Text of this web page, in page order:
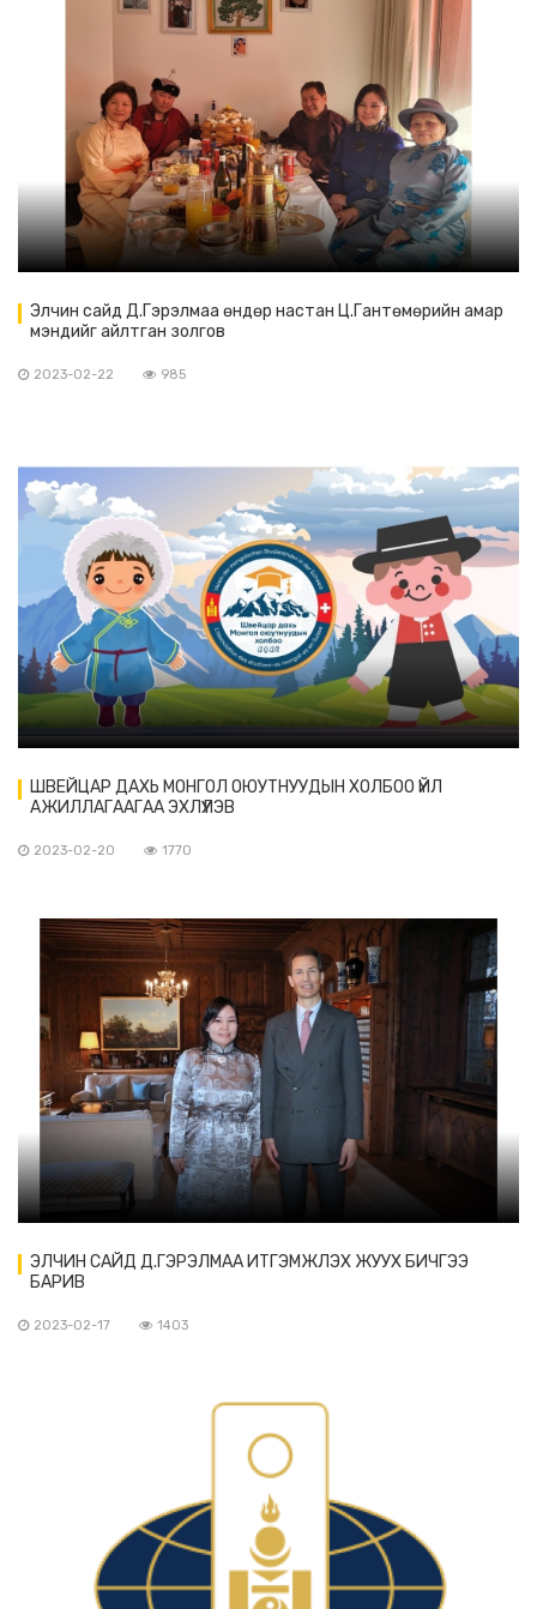
Элчин сайд Д.Гэрэлмаа өндөр настан Ц.Гантөмөрийн амар
мэндийг айлтган золгов
2023-02-22 985
ШВЕЙЦАР ДАХЬ МОНГОЛ ОЮУТНУУДЫН ХОЛБОО ҮЙЛ
АЖИЛЛАГААГАА ЭХЛҮҮЛЭВ
2023-02-20 1770
ЭЛЧИН САЙД Д.ГЭРЭЛМАА ИТГЭМЖЛЭХ ЖУУХ БИЧГЭЭ
БАРИВ
2023-02-17 1403